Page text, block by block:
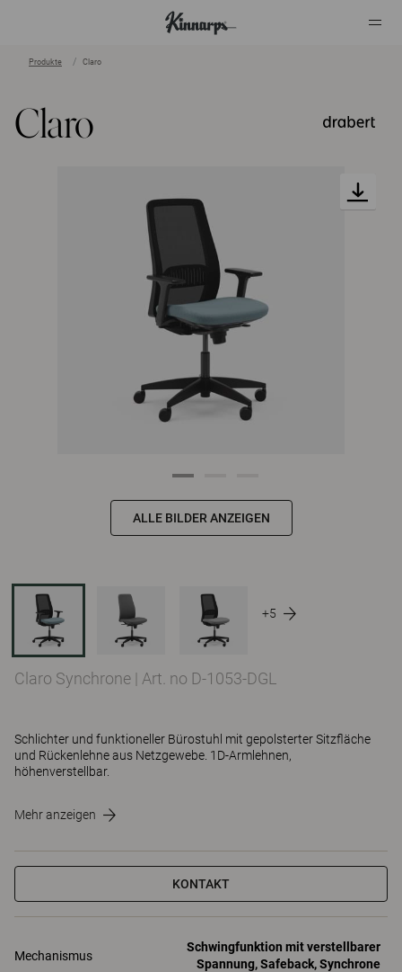
Produkte Claro
Claro
ALLE BILDER ANZEIGEN
+5
Claro Synchrone | Art. no D-1053-DGL
Schlichter und funktioneller Bürostuhl mit gepolsterter Sitzfläche
und Rückenlehne aus Netzgewebe. 1D-Armlehnen,
höhenverstellbar.
Mehr anzeigen
KONTAKT
Mechanismus
Schwingfunktion mit verstellbarer
Spannung, Safeback, Synchrone